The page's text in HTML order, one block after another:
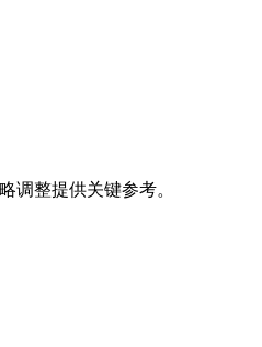
调整提供关键参考。